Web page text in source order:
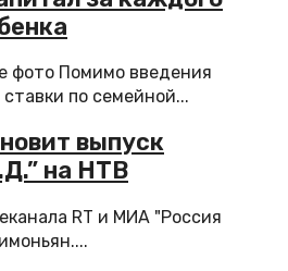
фото Помимо введения
по семейной...
выпуск
на НТВ
RT и МИА "Россия